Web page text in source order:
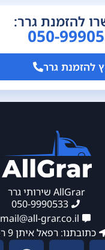
להזמנת גרר:
050-
להזמנת גרר
AllGrar שירותי גרר
050-9990533
mail@all-grar.co.il
כתובתנו: רפאל איתן 9 רמלה